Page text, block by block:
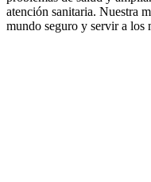
atención sanitaria. Nuestra
mundo seguro y servir a los